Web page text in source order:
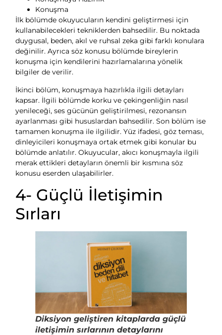
Konuşma
İlk bölümde okuyucuların kendini geliştirmesi için
kullanabilecekleri tekniklerden bahsedilir. Bu noktada
duygusal, beden, akıl ve ruhsal zeka gibi farklı konulara
değinilir. Ayrıca söz konusu bölümde bireylerin
konuşma için kendilerini hazırlamalarına yönelik
bilgiler de verilir.
İkinci bölüm, konuşmaya hazırlıkla ilgili detayları
kapsar. İlgili bölümde korku ve çekingenliğin nasıl
yenileceği, ses gücünün geliştirilmesi, rezonansın
ayarlanması gibi hususlardan bahsedilir. Son bölüm ise
tamamen konuşma ile ilgilidir. Yüz ifadesi, göz teması,
dinleyicileri konuşmaya ortak etmek gibi konular bu
bölümde anlatılır. Okuyucular, akıcı konuşmayla ilgili
merak ettikleri detayların önemli bir kısmına söz
konusu eserden ulaşabilirler.
4- Güçlü İletişimin
Sırları
Diksiyon geliştiren kitaplarda güçlü
iletişimin sırlarının detaylarını